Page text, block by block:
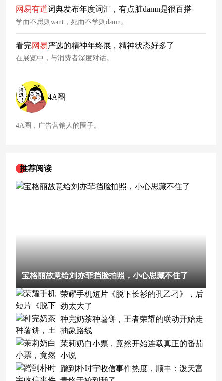
2.2亿元。
网易有道词典发布年度词汇，有点脏damn是很百搭
学而不思则want，死而不学则damn。
看完网易严选的精神年终展，精神状态好多了
在展览中，与消费者深度对话。
4A圈
4A圈，广告营销人的圈子。
推荐阅读
宝格丽故意给刘亦菲挡脸拍照，小心思藏不住了
荣耀手机短片《脱下长衫的孔乙刁》，后
劲太大了
种完奶茶种薯饼，王者荣耀的联动开始走
抽象路线
茉莉奶白小票，竟然开始连载真正的番茄
小说
蹭到朴时宇收信事件热度，顺丰：泼天富